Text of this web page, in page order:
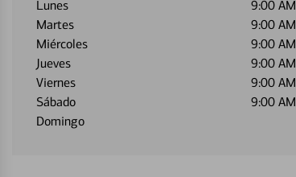
Lunes 9:00 AM
Martes
9:00 AM
Miércoles
9:00 AM
Jueves
9:00 AM
Viernes
9:00 AM
Sábado
9:00 AM
Domingo